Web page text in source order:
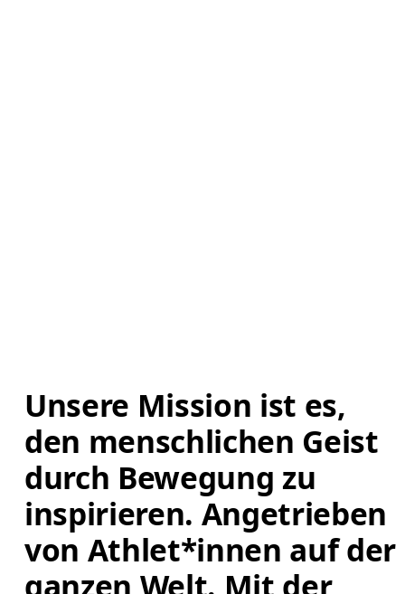
Unsere Mission ist es,
den menschlichen Geist
durch Bewegung zu
inspirieren. Angetrieben
von Athlet*innen auf der